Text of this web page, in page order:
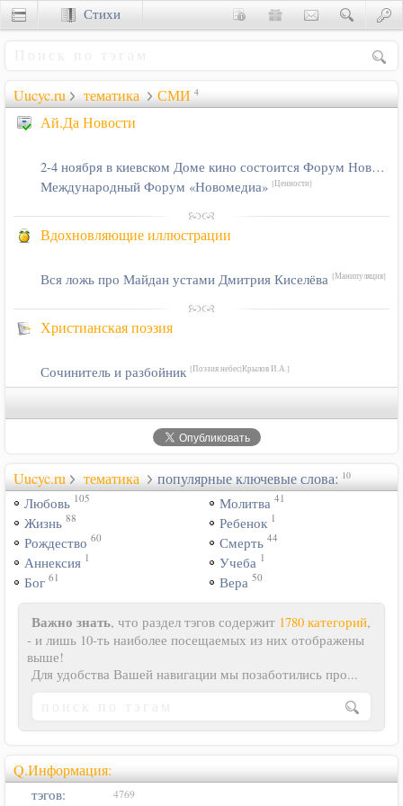
Uucyc.ru тематика СМИ 4
Ай.Да Новости
2-4 ноября в киевском Доме кино состоится Форум Новомедиа
Международный Форум «Новомедиа» [Ценности]
Вдохновляющие иллюстрации
Вся ложь про Майдан устами Дмитрия Киселёва [Манипуляция]
Христианская поэзия
Сочинитель и разбойник [Поэзия небес|Крылов И.А.]
Uucyc.ru тематика популярные ключевые слова: 10
Любовь 105
Жизнь 88
Рождество 60
Аннексия 1
Бог 61
Молитва 41
Ребенок 1
Смерть 44
Учеба 1
Вера 50
Важно знать, что раздел тэгов содержит 1780 категорий,
- и лишь 10-ть наиболее посещаемых из них отображены
выше!
Для удобства Вашей навигации мы позаботились про...
Q.Информация:
тэгов: 4769
Стихи